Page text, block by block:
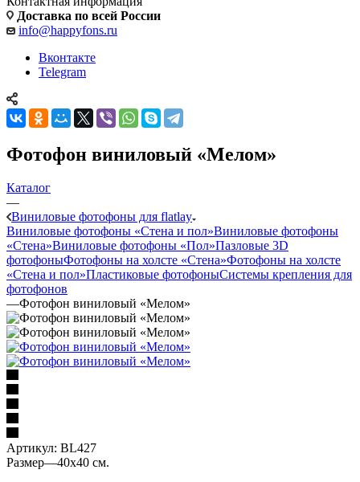
Доставка по всей России
info@happyfons.ru
Вконтакте
Telegram
Фотофон виниловый «Мелом»
Каталог
—
Виниловые фотофоны для flatlay
Виниловые фотофоны «Стена и пол»Виниловые фотофоны
«Стена»Виниловые фотофоны «Пол»Пазловые 3D
фотофоныФотофоны на холсте «Стена»Фотофоны на холсте
«Стена и пол»Пластиковые фотофоныСистемы крепления для
фотофонов
—Фотофон виниловый «Мелом»
Артикул: BL427
Размер—40х40 см.